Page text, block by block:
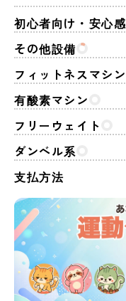
初心者向け・安心感
その他設備
フィットネスマシン
有酸素マシン
フリーウェイト
ダンベル系
支払方法